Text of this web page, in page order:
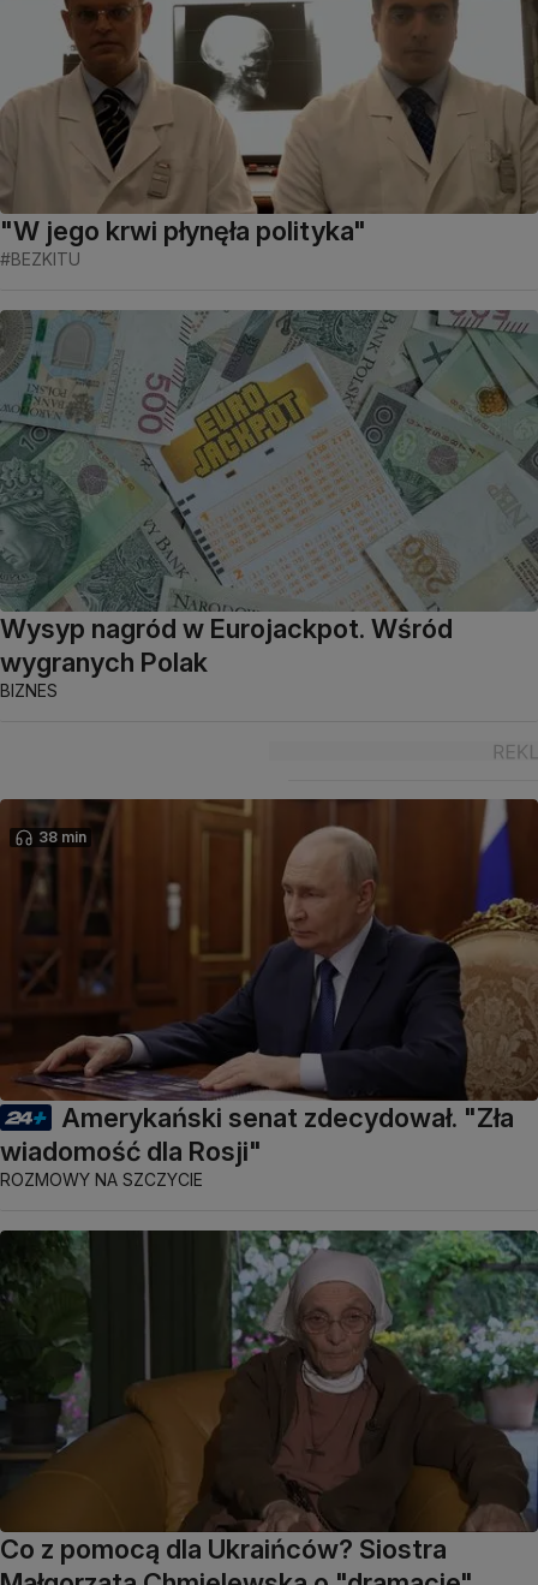
"W jego krwi płynęła polityka"
#BEZKITU
Wysyp nagród w Eurojackpot. Wśród
wygranych Polak
BIZNES
38 min
Amerykański senat zdecydował. "Zła
wiadomość dla Rosji"
ROZMOWY NA SZCZYCIE
Co z pomocą dla Ukraińców? Siostra